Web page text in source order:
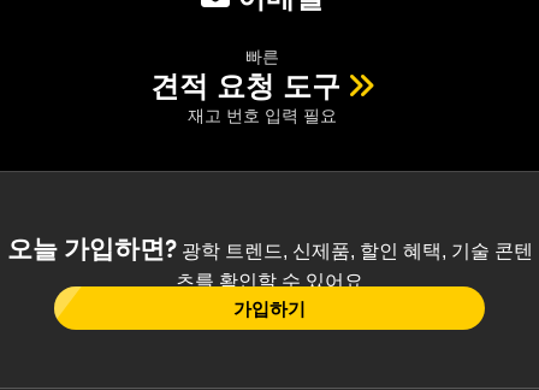
빠른
견적 요청 도구
재고 번호 입력 필요
오늘 가입하면?광학 트렌드, 신제품, 할인 혜택, 기술 콘텐
츠를 확인할 수 있어요
가입하기